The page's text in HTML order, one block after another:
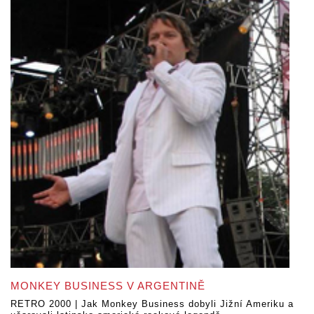
MONKEY BUSINESS V ARGENTINĚ
RETRO 2000 | Jak Monkey Business dobyli Jižní Ameriku a